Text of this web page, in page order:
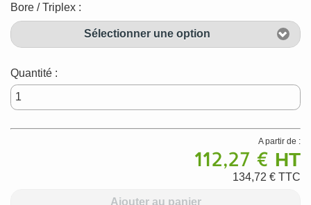
Bore / Triplex :
Sélectionner une option
Quantité :
A partir de :
112,27 € HT
134,72 € TTC
Ajouter au panier